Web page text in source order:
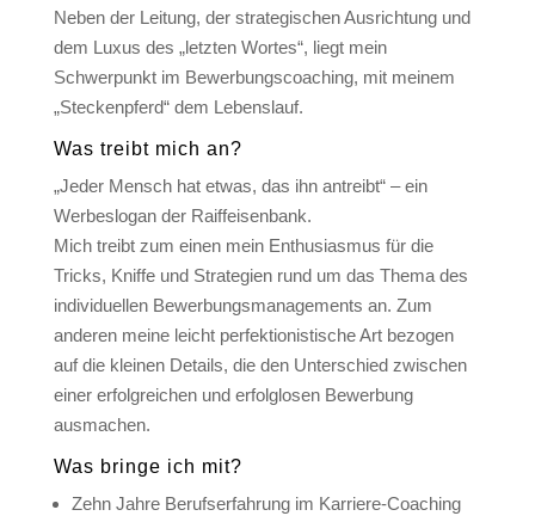
Neben der Leitung, der strategischen Ausrichtung und
dem Luxus des „letzten Wortes“, liegt mein
Schwerpunkt im Bewerbungscoaching, mit meinem
„Steckenpferd“ dem Lebenslauf.
Was treibt mich an?
„Jeder Mensch hat etwas, das ihn antreibt“ – ein
Werbeslogan der Raiffeisenbank.
Mich treibt zum einen mein Enthusiasmus für die
Tricks, Kniffe und Strategien rund um das Thema des
individuellen Bewerbungsmanagements an. Zum
anderen meine leicht perfektionistische Art bezogen
auf die kleinen Details, die den Unterschied zwischen
einer erfolgreichen und erfolglosen Bewerbung
ausmachen.
Was bringe ich mit?
Zehn Jahre Berufserfahrung im Karriere-Coaching